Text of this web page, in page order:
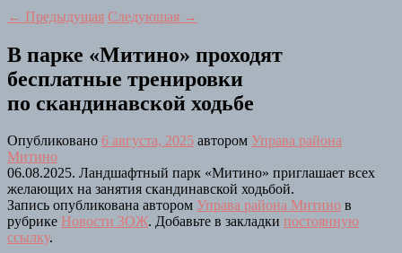
← Предыдущая Следующая →
В парке «Митино» проходят
бесплатные тренировки
по скандинавской ходьбе
Опубликовано 6 августа, 2025 автором Управа района
Митино
06.08.2025. Ландшафтный парк «Митино» приглашает всех
желающих на занятия скандинавской ходьбой.
Запись опубликована автором Управа района Митино в
рубрике Новости ЗОЖ. Добавьте в закладки постоянную
ссылку.